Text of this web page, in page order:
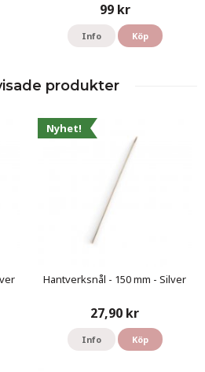
99 kr
Info Köp
produkter
Nyhet!
Hantverksnål - 150 mm - Silver
27,90 kr
Info Köp